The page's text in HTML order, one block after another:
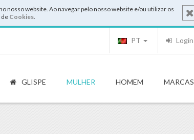
nosso website. Ao navegar pelo nosso website e/ou utilizar os
deCookies.
Login
PT
GLISPE MULHER HOMEM MARCAS